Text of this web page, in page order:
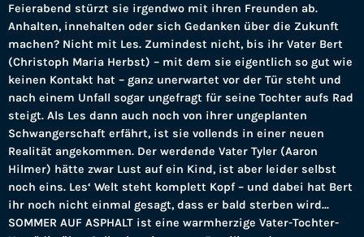
Feierabend stürzt sie irgendwo mit ihren Freunden ab.
Anhalten, innehalten oder sich Gedanken über die Zukunft
machen? Nicht mit Les. Zumindest nicht, bis ihr Vater Bert
(Christoph Maria Herbst) – mit dem sie eigentlich so gut wie
keinen Kontakt hat – ganz unerwartet vor der Tür steht und
nach einem Unfall sogar ungefragt für seine Tochter aufs Rad
steigt. Als Les dann auch noch von ihrer ungeplanten
Schwangerschaft erfährt, ist sie vollends in einer neuen
Realität angekommen. Der werdende Vater Tyler (Aaron
Hilmer) hätte zwar Lust auf ein Kind, ist aber leider selbst
noch eins. Les‘ Welt steht komplett Kopf – und dabei hat Bert
ihr noch nicht einmal gesagt, dass er bald sterben wird...
SOMMER AUF ASPHALT ist eine warmherzige Vater-Tochter-